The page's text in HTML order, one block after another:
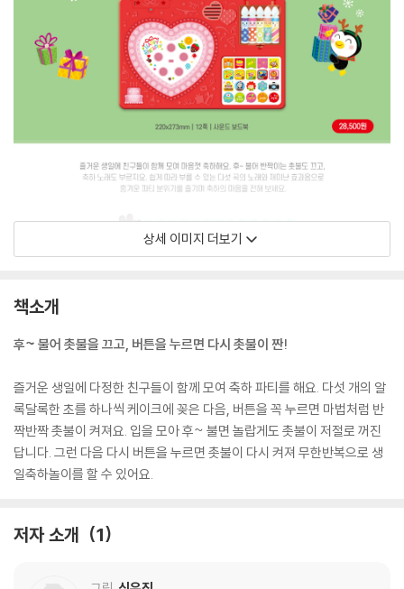
상세 이미지 더보기
책소개
후~ 불어 촛불을 끄고, 버튼을 누르면 다시 촛불이 짠!
즐거운 생일에 다정한 친구들이 함께 모여 축하 파티를 해요. 다섯 개의 알
록달록한 초를 하나씩 케이크에 꽂은 다음, 버튼을 꼭 누르면 마법처럼 반
짝반짝 촛불이 켜져요. 입을 모아 후~ 불면 놀랍게도 촛불이 저절로 꺼진
답니다. 그런 다음 다시 버튼을 누르면 촛불이 다시 켜져 무한반복으로 생
일축하놀이를 할 수 있어요.
저자 소개 1